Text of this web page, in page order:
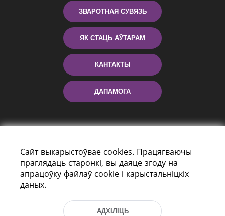
ЗВАРОТНАЯ СУВЯЗЬ
ЯК СТАЦЬ АЎТАРАМ
КАНТАКТЫ
ДАПАМОГА
праспект Незалежнасці 116
г. Мiнск, Рэспубліка Беларусь, 220114
Тэл.: (+375 17) 368 37 37, Факс: (+375 17)
Сайт выкарыстоўвае cookies. Працягваючы
праглядаць старонкі, вы даяце згоду на
апрацоўку файлаў cookie і карыстальніцкіх
даных.
АДХІЛІЦЬ